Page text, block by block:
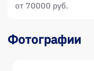
от 70000 руб.
Фотографии